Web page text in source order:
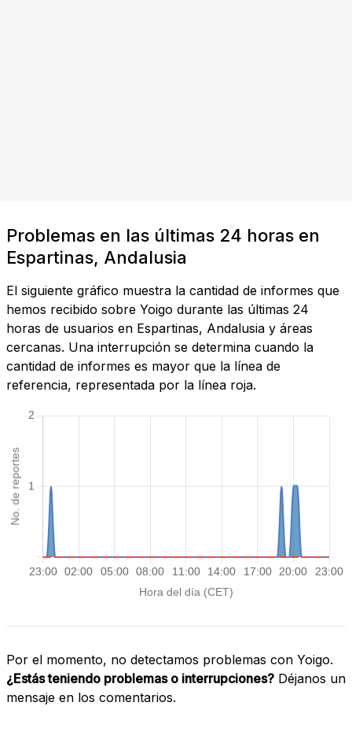
Problemas en las últimas 24 horas en
Espartinas, Andalusia
El siguiente gráfico muestra la cantidad de informes que
hemos recibido sobre Yoigo durante las últimas 24
horas de usuarios en Espartinas, Andalusia y áreas
cercanas. Una interrupción se determina cuando la
cantidad de informes es mayor que la línea de
referencia, representada por la línea roja.
Por el momento, no detectamos problemas con Yoigo.
¿Estás teniendo problemas o interrupciones? Déjanos un
mensaje en los comentarios.